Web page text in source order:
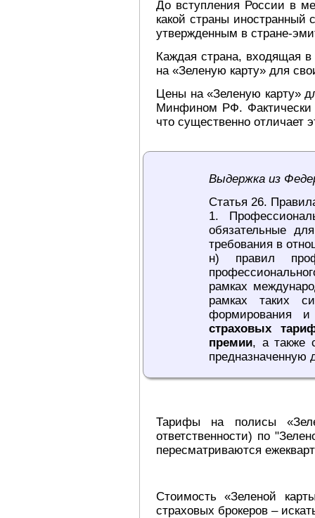
До вступления России в
какой страны
утвержденным в стране-
Каждая страна, входящая
на «Зеленую карту» для
Цены на «Зеленую карту»
Минфином РФ. Фактически
что существенно отличает
Выдержка из
Статья 26.
1.
обязательные
требования в
н) правил
рамках
рамках таких
формирования
страховых
премии, а также
предназначенную
Тарифы на полисы
ответственности) по
пересматриваются
Стоимость «Зеленой
страховых брокеров –